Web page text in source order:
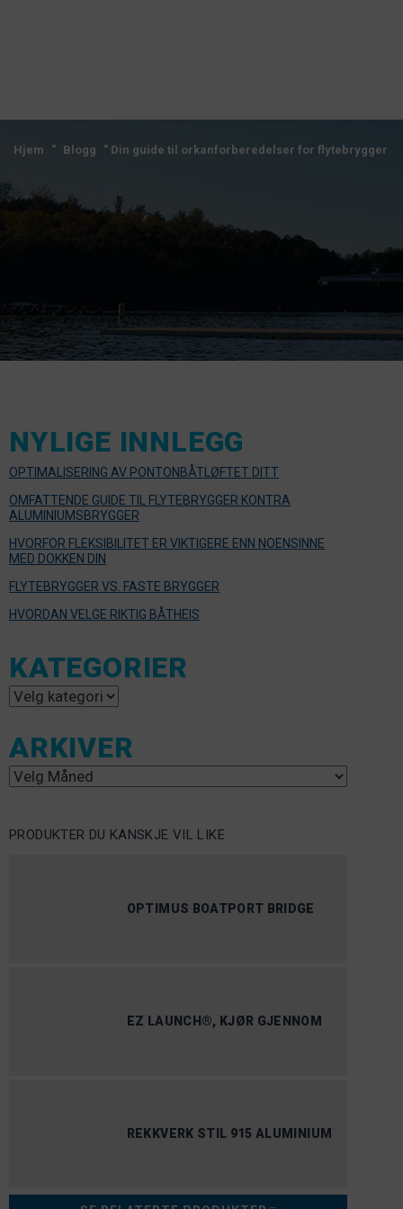
Hjem " Blogg " Din guide til orkanforberedelser for flytebrygger
NYLIGE INNLEGG
OPTIMALISERING AV PONTONBÅTLØFTET DITT
OMFATTENDE GUIDE TIL FLYTEBRYGGER KONTRA
ALUMINIUMSBRYGGER
HVORFOR FLEKSIBILITET ER VIKTIGERE ENN NOENSINNE
MED DOKKEN DIN
FLYTEBRYGGER VS. FASTE BRYGGER
HVORDAN VELGE RIKTIG BÅTHEIS
KATEGORIER
Kategorier
ARKIVER
Arkiver
PRODUKTER DU KANSKJE VIL LIKE
OPTIMUS BOATPORT BRIDGE
EZ LAUNCH®, KJØR GJENNOM
REKKVERK STIL 915 ALUMINIUM